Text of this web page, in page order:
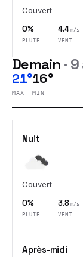
Couvert
0%
PLUIE
4.4 m/s
VENT
Demain · 9
21°
MAX
16°
MIN
Nuit
Couvert
0%
PLUIE
3.8 m/s
VENT
Après-midi